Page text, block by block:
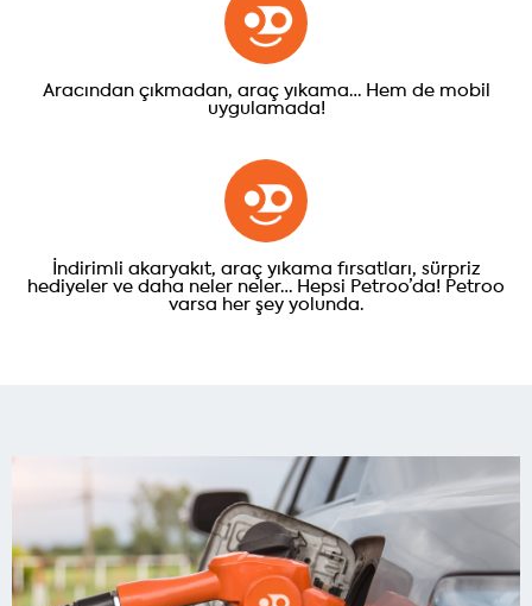
Aracından çıkmadan, araç yıkama… Hem de mobil
uygulamada!
İndirimli akaryakıt, araç yıkama fırsatları, sürpriz
hediyeler ve daha neler neler… Hepsi Petroo’da! Petroo
varsa her şey yolunda.